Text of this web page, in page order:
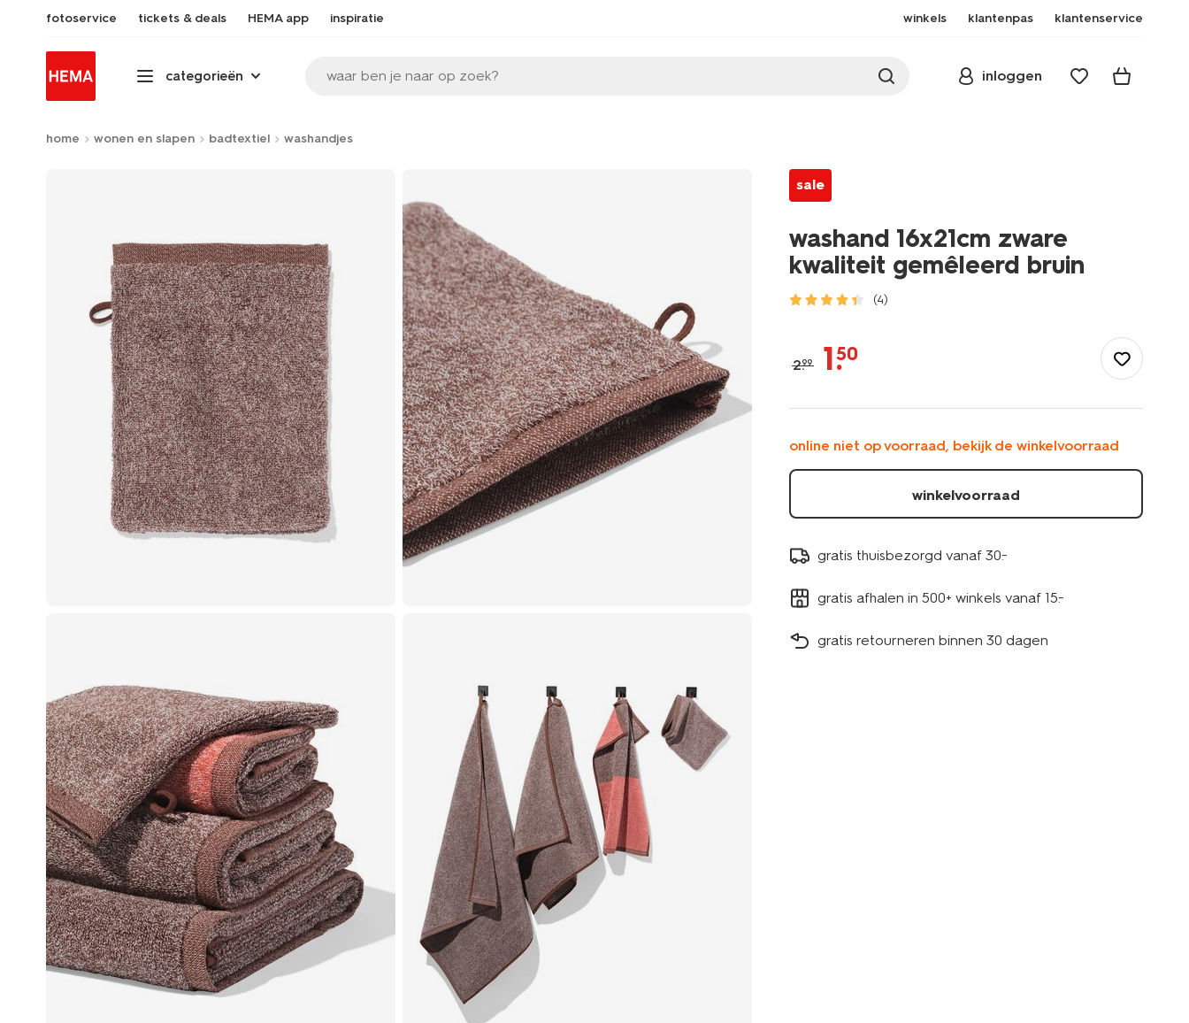
fotoservice tickets & deals HEMA app inspiratie winkels klantenpas klantenservice
categorieën waar ben je naar op zoek? inloggen
home wonen en slapen badtextiel washandjes
sale
washand 16x21cm zware
kwaliteit gemêleerd bruin
(4)
16x21cm-
5200272.html
2.99 1.
50
online niet op voorraad, bekijk de winkelvoorraad
winkelvoorraad
gratis thuisbezorgd vanaf 30.-
gratis afhalen in 500+ winkels vanaf 15.-
gratis retourneren binnen 30 dagen